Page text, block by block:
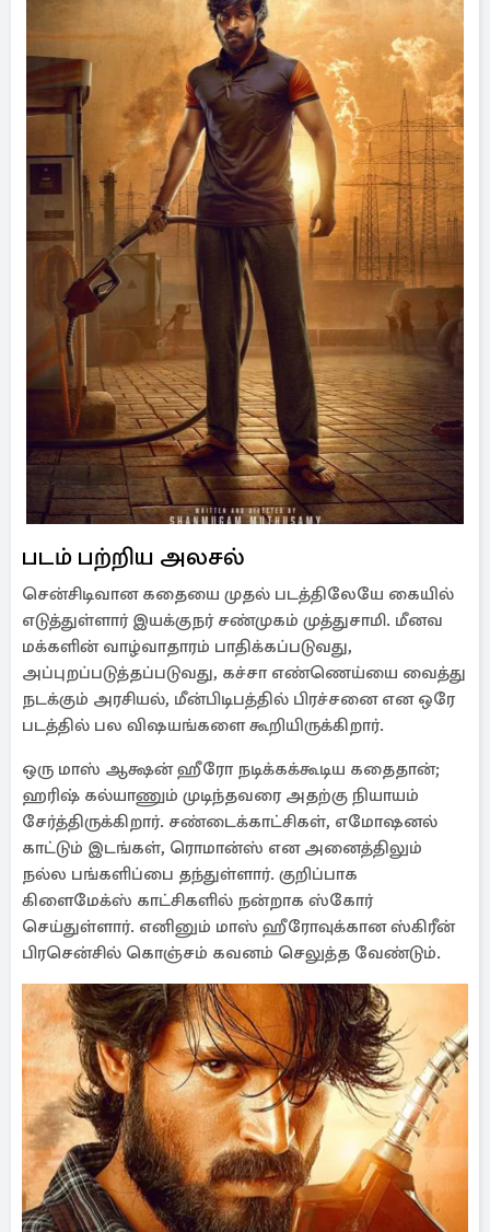
படம் பற்றிய அலசல்
சென்சிடிவான கதையை முதல் படத்திலேயே கையில்
எடுத்துள்ளார் இயக்குநர் சண்முகம் முத்துசாமி. மீனவ
மக்களின் வாழ்வாதாரம் பாதிக்கப்படுவது,
அப்புறப்படுத்தப்படுவது, கச்சா எண்ணெய்யை வைத்து
நடக்கும் அரசியல், மீன்பிடிபத்தில் பிரச்சனை என ஒரே
படத்தில் பல விஷயங்களை கூறியிருக்கிறார்.
ஒரு மாஸ் ஆக்ஷன் ஹீரோ நடிக்கக்கூடிய கதைதான்;
ஹரிஷ் கல்யாணும் முடிந்தவரை அதற்கு நியாயம்
சேர்த்திருக்கிறார். சண்டைக்காட்சிகள், எமோஷனல்
காட்டும் இடங்கள், ரொமான்ஸ் என அனைத்திலும்
நல்ல பங்களிப்பை தந்துள்ளார். குறிப்பாக
கிளைமேக்ஸ் காட்சிகளில் நன்றாக ஸ்கோர்
செய்துள்ளார். எனினும் மாஸ் ஹீரோவுக்கான ஸ்கிரீன்
பிரசென்சில் கொஞ்சம் கவனம் செலுத்த வேண்டும்.